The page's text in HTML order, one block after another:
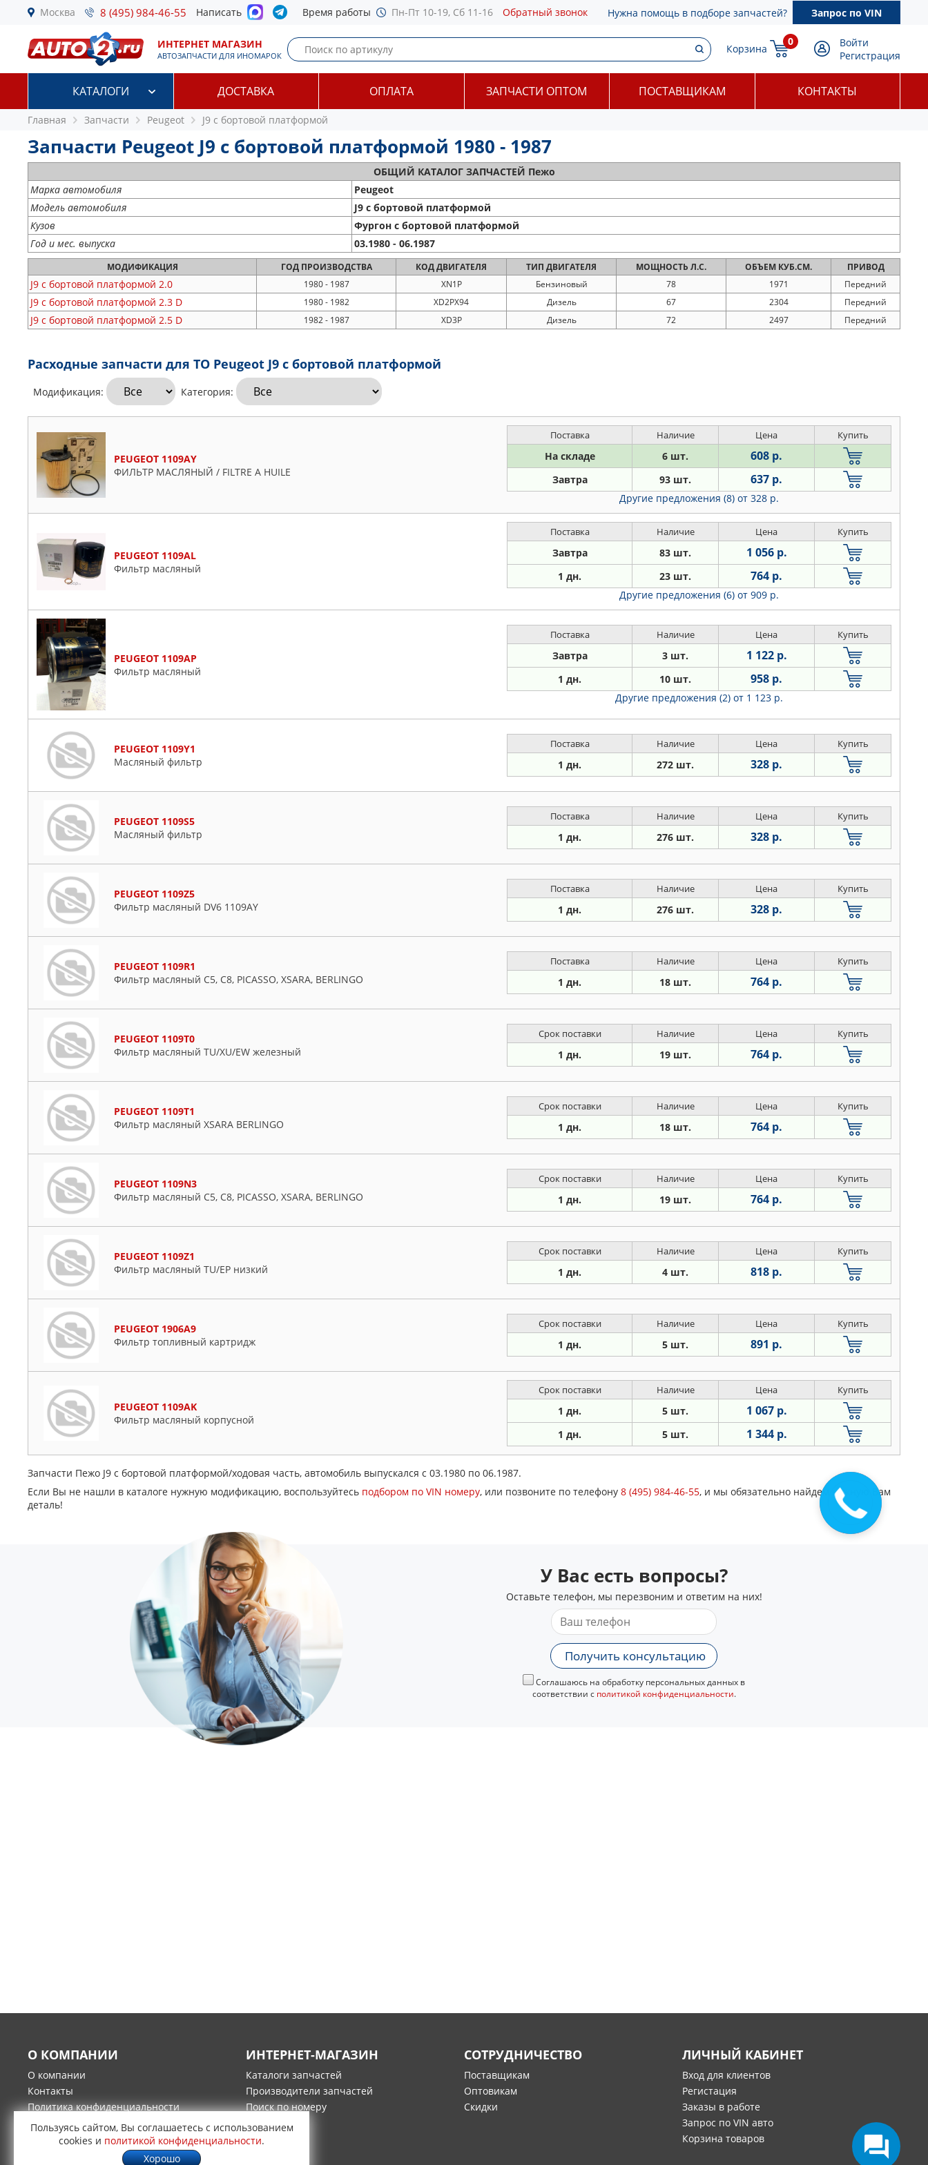
Москва 8 (495) 984-46-55 Написать Время работы Пн-Пт 10-19, Сб 11-16 Обратный звонок Нужна помощь в подборе запчастей? Запрос по VIN
ИНТЕРНЕТ МАГАЗИН
АВТОЗАПЧАСТИ ДЛЯ ИНОМАРОК
Корзина
0
Войти
Регистрация
КАТАЛОГИ ДОСТАВКА ОПЛАТА ЗАПЧАСТИ ОПТОМ ПОСТАВЩИКАМ КОНТАКТЫ
Главная Запчасти Peugeot J9 c бортовой платформой
Запчасти Peugeot J9 c бортовой платформой 1980 - 1987
ОБЩИЙ КАТАЛОГ ЗАПЧАСТЕЙ Пежо
Марка автомобиля
Peugeot
Модель автомобиля
J9 c бортовой платформой
Кузов
Фургон с бортовой платформой
Год и мес. выпуска
03.1980 - 06.1987
МОДИФИКАЦИЯ ГОДПРОИЗВОДСТВА КОДДВИГАТЕЛЯ ТИП ДВИГАТЕЛЯ МОЩНОСТЬ Л.С. ОБЪЕМ КУБ.СМ. ПРИВОД
J9 c бортовой платформой 2.0 1980 - 1987 XN1P Бензиновый 78 1971 Передний
J9 c бортовой платформой 2.3 D 1980 - 1982 XD2PX94 Дизель 67 2304 Передний
J9 c бортовой платформой 2.5 D 1982 - 1987 XD3P Дизель 72 2497 Передний
Расходные запчасти для ТО Peugeot J9 c бортовой платформой
Модификация: Категория:
PEUGEOT 1109AY
ФИЛЬТР МАСЛЯНЫЙ / FILTRE A HUILE
Поставка Наличие Цена Купить
На складе 6 шт. 608 р.
Завтра 93 шт. 637 р.
Другие предложения (8) от 328 р.
PEUGEOT 1109AL
Фильтр масляный
Поставка Наличие Цена Купить
Завтра 83 шт. 1 056 р.
1 дн. 23 шт. 764 р.
Другие предложения (6) от 909 р.
PEUGEOT 1109AP
Фильтр масляный
Поставка Наличие Цена Купить
Завтра 3 шт. 1 122 р.
1 дн. 10 шт. 958 р.
Другие предложения (2) от 1 123 р.
PEUGEOT 1109Y1
Масляный фильтр
Поставка Наличие Цена Купить
1 дн. 272 шт. 328 р.
PEUGEOT 1109S5
Масляный фильтр
Поставка Наличие Цена Купить
1 дн. 276 шт. 328 р.
PEUGEOT 1109Z5
Фильтр масляный DV6 1109AY
Поставка Наличие Цена Купить
1 дн. 276 шт. 328 р.
PEUGEOT 1109R1
Фильтр масляный C5, C8, PICASSO, XSARA, BERLINGO
Поставка Наличие Цена Купить
1 дн. 18 шт. 764 р.
PEUGEOT 1109T0
Фильтр масляный TU/XU/EW железный
Срок поставки Наличие Цена Купить
1 дн. 19 шт. 764 р.
PEUGEOT 1109T1
Фильтр масляный XSARA BERLINGO
Срок поставки Наличие Цена Купить
1 дн. 18 шт. 764 р.
PEUGEOT 1109N3
Фильтр масляный C5, C8, PICASSO, XSARA, BERLINGO
Срок поставки Наличие Цена Купить
1 дн. 19 шт. 764 р.
PEUGEOT 1109Z1
Фильтр масляный TU/EP низкий
Срок поставки Наличие Цена Купить
1 дн. 4 шт. 818 р.
PEUGEOT 1906A9
Фильтр топливный картридж
Срок поставки Наличие Цена Купить
1 дн. 5 шт. 891 р.
PEUGEOT 1109AK
Фильтр масляный корпусной
Срок поставки Наличие Цена Купить
1 дн. 5 шт. 1 067 р.
1 дн. 5 шт. 1 344 р.
Запчасти Пежо J9 c бортовой платформой/ходовая часть, автомобиль выпускался с 03.1980 по 06.1987.
Если Вы не нашли в каталоге нужную модификацию, воспользуйтесь подбором по VIN номеру, или позвоните по телефону 8 (495) 984-46-55, и мы обязательно найдем нужную Вам
деталь!
У Вас есть вопросы?
Оставьте телефон, мы перезвоним и ответим на них!
Получить консультацию
Соглашаюсь на обработку персональных данных в
соответствии с политикой конфиденциальности.
О КОМПАНИИ
О компании
Контакты
Политика конфиденциальности
Гарантия и возврат товара
ИНТЕРНЕТ-МАГАЗИН
Каталоги запчастей
Производители запчастей
Поиск по номеру
Оплата
Доставка
СОТРУДНИЧЕСТВО
Поставщикам
Оптовикам
Скидки
ЛИЧНЫЙ КАБИНЕТ
Вход для клиентов
Регистация
Заказы в работе
Запрос по VIN авто
Корзина товаров
Пользуясь сайтом, Вы соглашаетесь с использованием
cookies и политикой конфиденциальности.
Хорошо